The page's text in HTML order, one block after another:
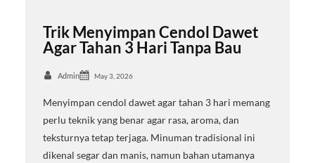
Trik Menyimpan Cendol Dawet
Agar Tahan 3 Hari Tanpa Bau
Admin May 3, 2026
Menyimpan cendol dawet agar tahan 3 hari memang
perlu teknik yang benar agar rasa, aroma, dan
teksturnya tetap terjaga. Minuman tradisional ini
dikenal segar dan manis, namun bahan utamanya